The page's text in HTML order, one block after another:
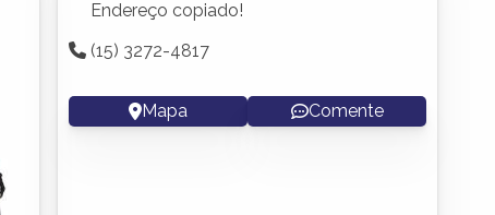
Endereço copiado!
(15) 3272-4817
Mapa Comente